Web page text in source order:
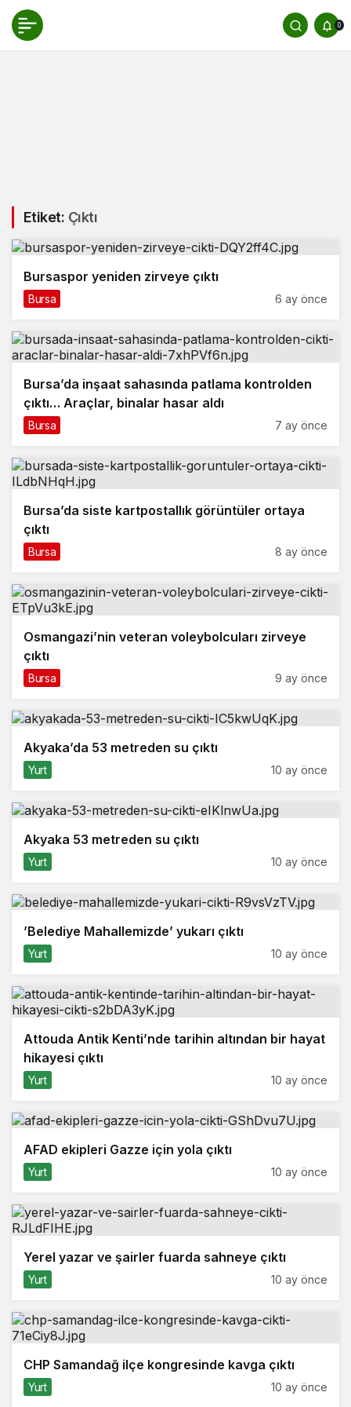
0
Etiket: Çıktı
Bursaspor yeniden zirveye çıktı
Bursa 6 ay önce
Bursa’da inşaat sahasında patlama kontrolden
çıktı… Araçlar, binalar hasar aldı
Bursa 7 ay önce
Bursa’da siste kartpostallık görüntüler ortaya
çıktı
Bursa 8 ay önce
Osmangazi’nin veteran voleybolcuları zirveye
çıktı
Bursa 9 ay önce
Akyaka’da 53 metreden su çıktı
Yurt 10 ay önce
Akyaka 53 metreden su çıktı
Yurt 10 ay önce
’Belediye Mahallemizde’ yukarı çıktı
Yurt 10 ay önce
Attouda Antik Kenti’nde tarihin altından bir hayat
hikayesi çıktı
Yurt 10 ay önce
AFAD ekipleri Gazze için yola çıktı
Yurt 10 ay önce
Yerel yazar ve şairler fuarda sahneye çıktı
Yurt 10 ay önce
CHP Samandağ ilçe kongresinde kavga çıktı
Yurt 10 ay önce